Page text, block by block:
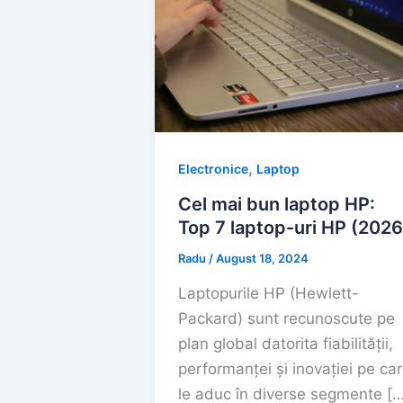
Electronice, Laptop
Cel mai bun laptop HP:
Top 7 laptop-uri HP
Radu /August 18, 2024
Laptopurile HP (Hewlett-
Packard) sunt recunoscute pe
plan global datorita fiabilității,
performanței și inovației pe
le aduc în diverse segmente